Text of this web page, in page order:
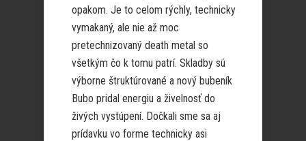
opakom. Je to celom rýchly, technicky
vymakaný, ale nie až moc
pretechnizovaný death metal so
všetkým čo k tomu patrí. Skladby sú
výborne štruktúrované a nový bubeník
Bubo pridal energiu a živelnosť do
živých vystúpení. Dočkali sme sa aj
prídavku vo forme technicky asi